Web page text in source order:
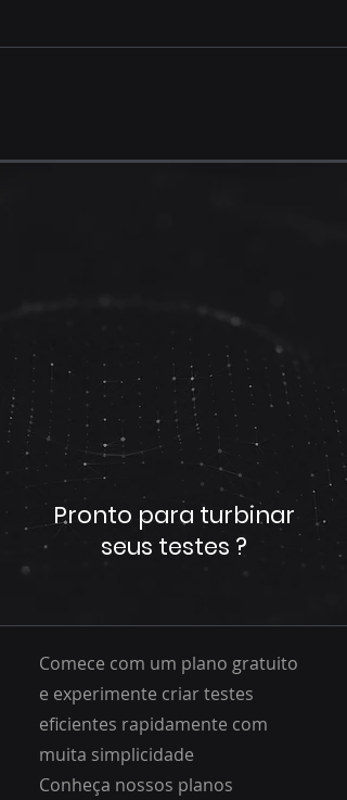
Pronto para turbinar
seus testes ?
Comece com um plano gratuito
e experimente criar testes
eficientes rapidamente com
muita simplicidade
Conheça nossos planos